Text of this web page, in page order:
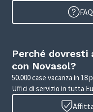
Perché
con Novasol?
50.000 case vacanza in 18
Uffici di servizio in tutta